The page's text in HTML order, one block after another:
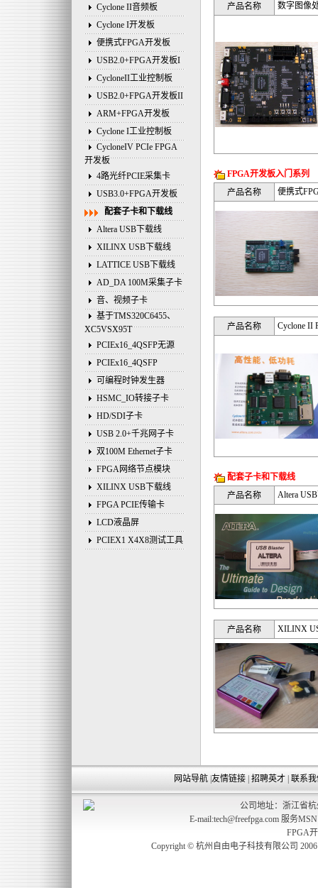
Cyclone II音频板
Cyclone I开发板
便携式FPGA开发板
USB2.0+FPGA开发板I
CycloneII工业控制板
USB2.0+FPGA开发板II
ARM+FPGA开发板
Cyclone I工业控制板
CycloneIV PCIe FPGA
开发板
4路光纤PCIE采集卡
USB3.0+FPGA开发板
配套子卡和下载线
Altera USB下载线
XILINX USB下载线
LATTICE USB下载线
AD_DA 100M采集子卡
音、视频子卡
基于TMS320C6455、
XC5VSX95T
PCIEx16_4QSFP无源
PCIEx16_4QSFP
可编程时钟发生器
HSMC_IO转接子卡
HD/SDI子卡
USB 2.0+千兆网子卡
双100M Ethernet子卡
FPGA网络节点模块
XILINX USB下载线
FPGA PCIE传输卡
LCD液晶屏
PCIEX1 X4X8测试工具
产品名称 数字图像
FPGA开发板入门系列
产品名称
便携式
产品名称 Cyclone II
配套子卡和下载线
产品名称
Altera
产品名称 XILINX
网站导航 友情链接 招聘英才 联系
公司地址：浙江省
E-mail:tech@freefpga.com 服务
FPGA
Copyright © 杭州自由电子科技有限公司 2006